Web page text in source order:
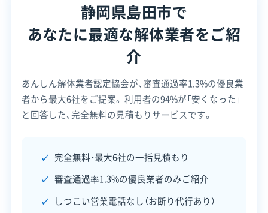
上限に達したため、受付を停止しました。どちらの
制度も、必ず市の「交付決定」通知を受け取ってか
ら、業者と契約・着工するようにしてください。
※制度の最新情報や申請様式は、必ず自治体の公式
サイトをご確認ください。
廃棄物処理と分別ルール
顧客対
不動産取引
自社ホームページ
無料見積もり
-
資本金 2,000万円
0547-37-4261
営業時間 8:00～17:00
営業日 月・火・水・木・金
建物構造
静岡県島田市で
あなたに最適な解体業者をご紹
介
あんしん解体業者認定協会が、審査通過率1.3%の優良業
者から最大6社をご提案。 利用者の94%が「安くなった」
と回答した、完全無料の見積もりサービスです。
完全無料・最大6社の一括見積もり
審査通過率1.3%の優良業者のみご紹介
しつこい営業電話なし（お断り代行あり）